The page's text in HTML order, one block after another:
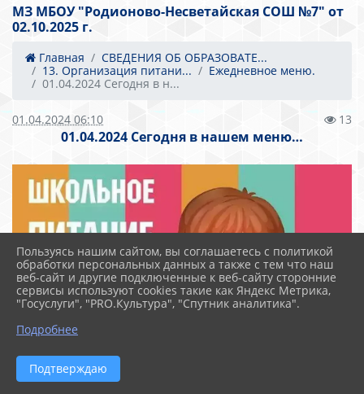
МЗ МБОУ "Родионово-Несветайская СОШ №7" от
02.10.2025 г.
Главная
СВЕДЕНИЯ ОБ ОБРАЗОВАТЕ...
13. Организация питани...
Ежедневное меню.
01.04.2024 Сегодня в н...
01.04.2024 06:10 13
01.04.2024 Сегодня в нашем меню…
Пользуясь нашим сайтом, вы соглашаетесь с политикой
обработки персональных данных а также с тем что наш
веб-сайт и другие подключенные к веб-сайту сторонние
сервисы используют cookies такие как Яндекс Метрика,
"Госуслуги", "PRO.Культура", "Спутник аналитика".
Подробнее
Подтверждаю